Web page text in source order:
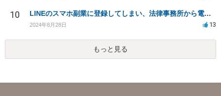
10 LINEのスマホ副業に登録してしまい、法律事務所から電話が入りました。
2024年8月28日 13
もっと見る